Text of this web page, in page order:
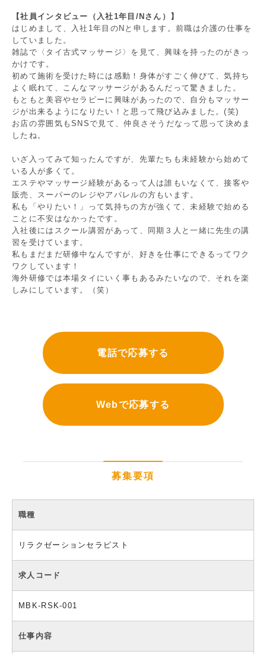
【社員インタビュー（入社1年目/Nさん）】
はじめまして、入社1年目のNと申します。前職は介護の仕事を
していました。
雑誌で〈タイ古式マッサージ〉を見て、興味を持ったのがきっ
かけです。
初めて施術を受けた時には感動！身体がすごく伸びて、気持ち
よく眠れて、こんなマッサージがあるんだって驚きました。
もともと美容やセラピーに興味があったので、自分もマッサー
ジが出来るようになりたい！と思って飛び込みました。(笑)
お店の雰囲気もSNSで見て、仲良さそうだなって思って決めま
したね。
いざ入ってみて知ったんですが、先輩たちも未経験から始めて
いる人が多くて。
エステやマッサージ経験があるって人は誰もいなくて、接客や
販売、スーパーのレジやアパレルの方もいます。
私も「やりたい！」って気持ちの方が強くて、未経験で始める
ことに不安はなかったです。
入社後にはスクール講習があって、同期３人と一緒に先生の講
習を受けています。
私もまだまだ研修中なんですが、好きを仕事にできるってワク
ワクしています！
海外研修では本場タイにいく事もあるみたいなので、それを楽
しみにしています。（笑）
電話で応募する
Webで応募する
募集要項
職種
リラクゼーションセラピスト
求人コード
MBK-RSK-001
仕事内容